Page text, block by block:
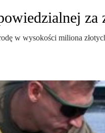
za
w wysokości miliona